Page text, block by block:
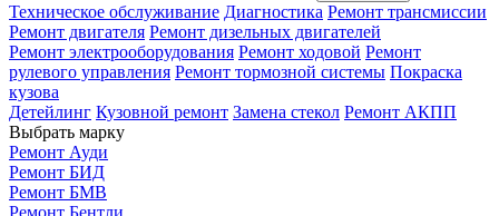
Техническое обслуживание Диагностика Ремонт трансмиссии
Ремонт двигателя Ремонт дизельных двигателей
Ремонт электрооборудования Ремонт ходовой Ремонт
рулевого управления Ремонт тормозной системы Покраска
кузова
Детейлинг Кузовной ремонт Замена стекол Ремонт АКПП
Выбрать марку
Ремонт Ауди
Ремонт БИД
Ремонт БМВ
Ремонт Бентли